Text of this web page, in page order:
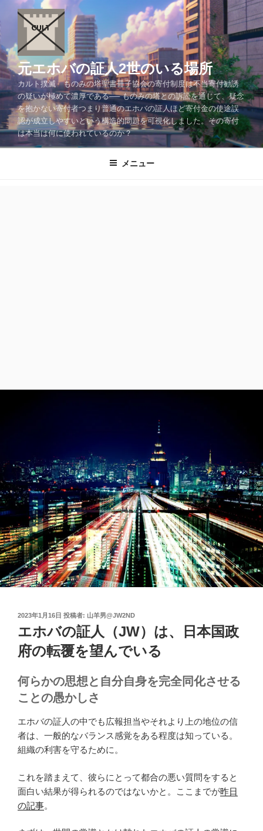
ン
テ
ン
ツ
へ
ス
ッ
プ
元エホバの証人2世のいる場所
カルト撲滅 ものみの塔聖書冊子協会の寄付制度は不当寄付勧誘
の疑いが極めて濃厚である── ものみの塔との訴訟を通じて、疑念
を抱かない寄付者つまり普通のエホバの証人ほど寄付金の使途誤
認が成立しやすいという構造的問題を可視化しました。その寄付
は本当は何に使われているのか？
メニュー
投
日:
2023年1月16日 投稿者: 山羊男@JW2ND
エホバの証人（JW）は、日本国政
府の転覆を望んでいる
何らかの思想と自分自身を完全同化させる
ことの愚かしさ
エホバの証人の中でも広報担当やそれより上の地位の信
者は、一般的なバランス感覚をある程度は知っている。
組織の利害を守るために。
これを踏まえて、彼らにとって都合の悪い質問をすると
面白い結果が得られるのではないかと。ここまでが昨日
の記事。